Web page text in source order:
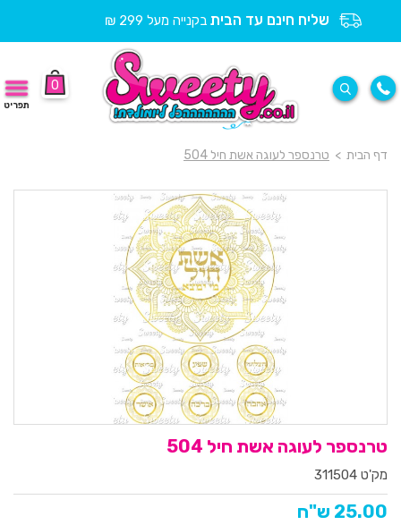
שליח חינם עד הבית בקנייה מעל 299 ₪
0
תפריט
דף הבית > טרנספר לעוגה אשת חיל 504
טרנספר לעוגה אשת חיל 504
מק'ט 311504
25.00 ש"ח